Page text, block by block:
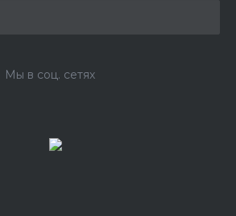
Мы в соц. сетях